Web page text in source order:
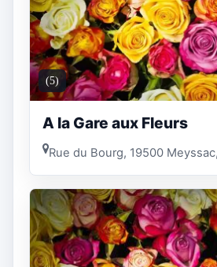
(5)
A la Gare aux Fleurs
Rue du Bourg, 19500